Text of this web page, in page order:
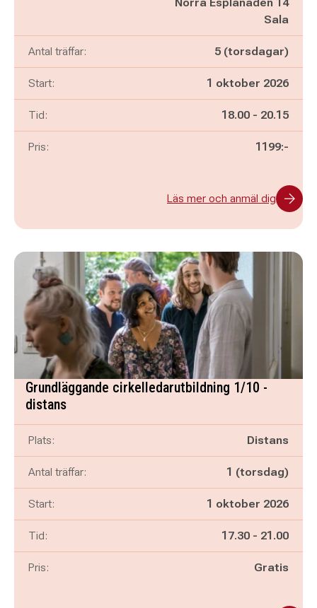
Sala
Antal träffar: 5 (torsdagar)
Start: 1 oktober 2026
Tid: Pågår mellan
18.00 - och
20.15
Pris: 1199:-
Läs mer och anmäl dig
Grundläggande cirkelledarutbildning 1/10 -
distans
Plats: Distans
Antal träffar: 1 (torsdag)
Start: 1 oktober 2026
Tid: Pågår mellan
17.30 - och
21.00
Pris: Gratis